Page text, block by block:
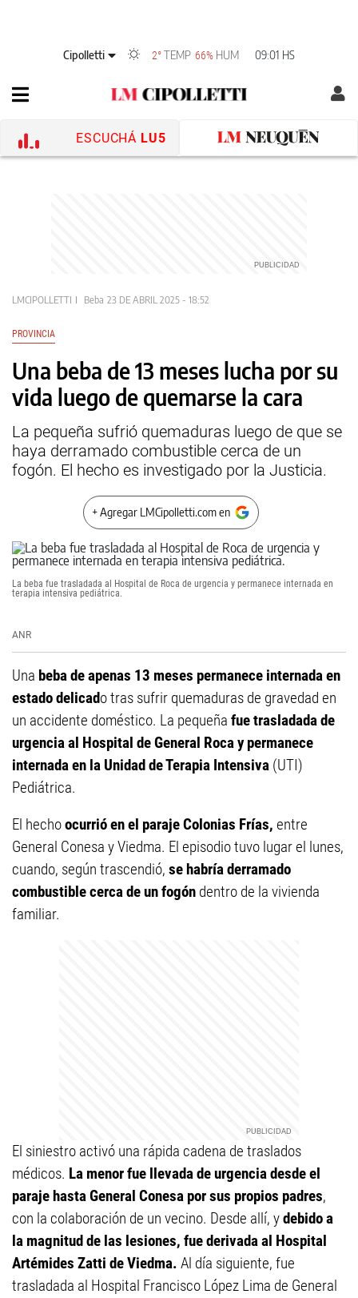
Cipolletti 2°TEMP 66% HUM 09:01 HS
ESCUCHÁ LU5
LMCIPOLLETTI Beba 23 DE ABRIL 2025 - 18:52
PROVINCIA
Una beba de 13 meses lucha por su
vida luego de quemarse la cara
La pequeña sufrió quemaduras luego de que se
haya derramado combustible cerca de un
fogón. El hecho es investigado por la Justicia.
+ Agregar LMCipolletti.com en
La beba fue trasladada al Hospital de Roca de urgencia y permanece internada en
terapia intensiva pediátrica.
ANR
Una beba de apenas 13 meses permanece internada en
estado delicado tras sufrir quemaduras de gravedad en
un accidente doméstico. La pequeña fue trasladada de
urgencia al Hospital de General Roca y permanece
internada en la Unidad de Terapia Intensiva (UTI)
Pediátrica.
El hechoocurrió en el paraje Colonias Frías, entre
General Conesa y Viedma. El episodio tuvo lugar el lunes,
cuando, según trascendió, se habría derramado
combustible cerca de un fogón dentro de la vivienda
familiar.
El siniestro activó una rápida cadena de traslados
médicos. La menor fue llevada de urgencia desde el
paraje hasta General Conesa por sus propios padres,
con la colaboración de un vecino. Desde allí, ydebido a
la magnitud de las lesiones, fue derivada al Hospital
Artémides Zatti de Viedma. Al día siguiente, fue
trasladada al Hospital Francisco López Lima de General